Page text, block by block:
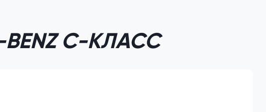
C-КЛАСС